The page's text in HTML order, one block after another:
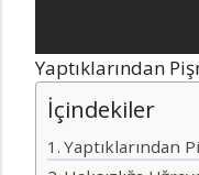
Yaptıklarından
İçindekiler
Yaptıklarından